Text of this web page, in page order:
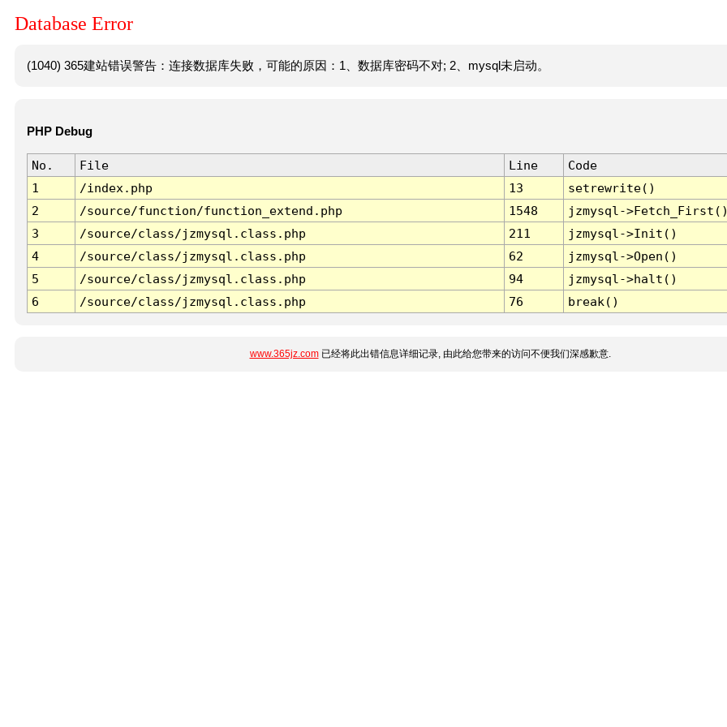
Database Error
(1040) 365建站错误警告：连接数据库失败，可能的原因：1、数据库密码不对; 2、mysql未启动。
PHP Debug
No. File Line
Code
1
/index.php 13
setrewrite()
2
/source/function/function_extend.php 1548
jzmysql-
3
/source/class/jzmysql.class.php 211
jzmysql->Init()
4
/source/class/jzmysql.class.php 62
jzmysql->Open()
5
/source/class/jzmysql.class.php 94
jzmysql->halt()
6
/source/class/jzmysql.class.php 76 break()
www.365jz.com已经将此出错信息详细记录, 由此给您带来的访问不便我们深感歉意.